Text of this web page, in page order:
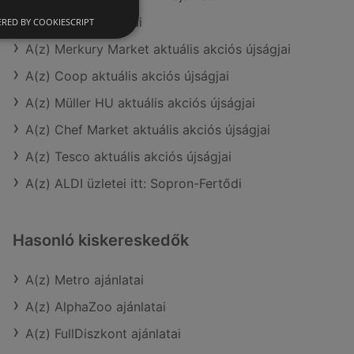
A(z) Príma ajánlatai
A(z) Merkury Market aktuális akciós újságjai
A(z) Coop aktuális akciós újságjai
A(z) Müller HU aktuális akciós újságjai
A(z) Chef Market aktuális akciós újságjai
A(z) Tesco aktuális akciós újságjai
A(z) ALDI üzletei itt: Sopron-Fertődi
Hasonló kiskereskedők
A(z) Metro ajánlatai
A(z) AlphaZoo ajánlatai
A(z) FullDiszkont ajánlatai
BY COOKIESCRIPT